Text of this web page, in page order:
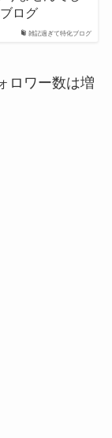
雑記過ぎて特化ブログ
ログ
ロワー数は増